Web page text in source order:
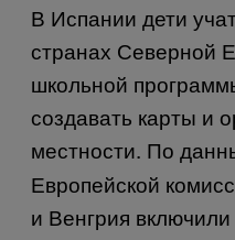
В Испании дети
странах Северной
школьной
создавать карты и
местности. По
Европейской
и Венгрия